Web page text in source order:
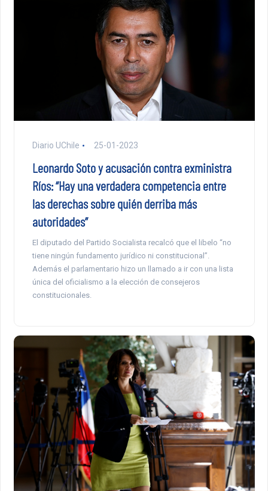
Diario UChile 25-01-2023
Leonardo Soto y acusación contra exministra
Ríos: “Hay una verdadera competencia entre
las derechas sobre quién derriba más
autoridades”
El diputado del Partido Socialista recalcó que el libelo “no
tiene ningún fundamento jurídico ni constitucional”.
Además el parlamentario hizo un llamado a ir con una lista
única del oficialismo a la elección de consejeros
constitucionales.